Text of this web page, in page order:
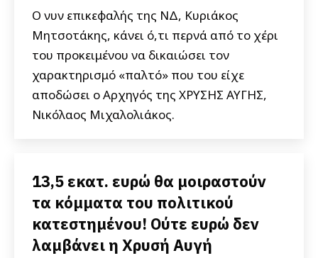
Ο νυν επικεφαλής της ΝΔ, Κυριάκος
Μητσοτάκης, κάνει ό,τι περνά από το χέρι
του προκειμένου να δικαιώσει τον
χαρακτηρισμό «παλτό» που του είχε
αποδώσει ο Αρχηγός της ΧΡΥΣΗΣ ΑΥΓΗΣ,
Νικόλαος Μιχαλολιάκος.
13,5 εκατ. ευρώ θα μοιραστούν
τα κόμματα του πολιτικού
κατεστημένου! Ούτε ευρώ δεν
λαμβάνει η Χρυσή Αυγή